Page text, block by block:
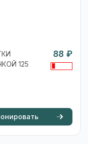
125
88 ₽